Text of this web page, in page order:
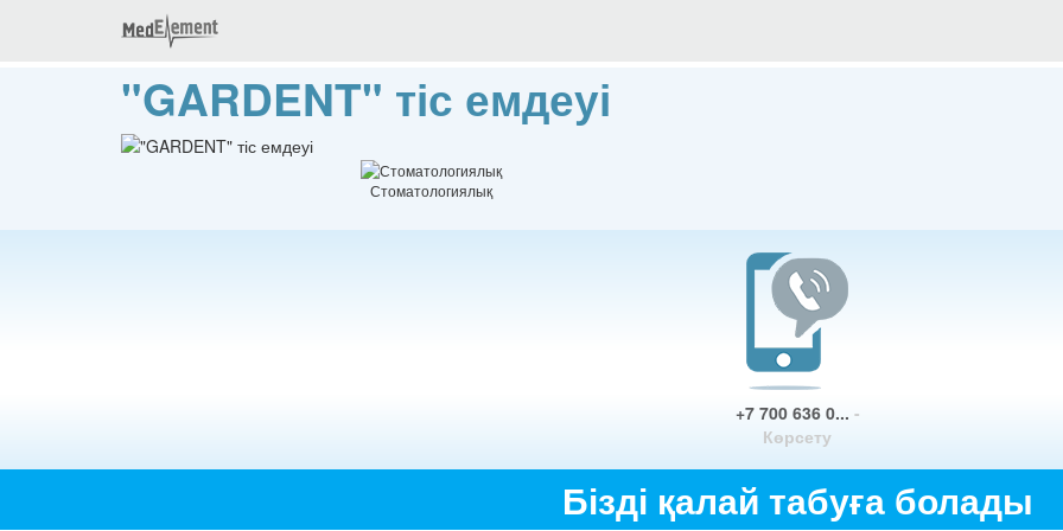
"GARDENT" тіс емдеуі
Стоматологиялық
+7 700 636 0... -
Көрсету
Бізді қалай табуға болады